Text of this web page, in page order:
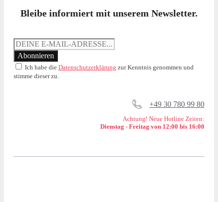
Bleibe informiert mit unserem Newsletter.
Ich habe die Datenschutzerklärung zur Kenntnis genommen und
stimme dieser zu.
+49 30 780 99 80
Achtung! Neue Hotline Zeiten:
Dienstag - Freitag von 12:00 bis 16:00